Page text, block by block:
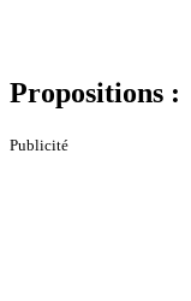
Propositions :
Publicité